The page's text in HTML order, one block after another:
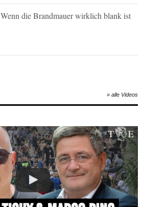
Wenn die Brandmauer wirklich blank ist
» alle Videos